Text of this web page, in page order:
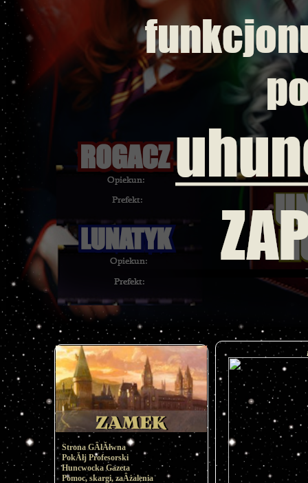
Strona GÂłĂłwna
PokĂłj Profesorski
Huncwocka Gazeta
Pomoc, skargi, zaÂżalenia